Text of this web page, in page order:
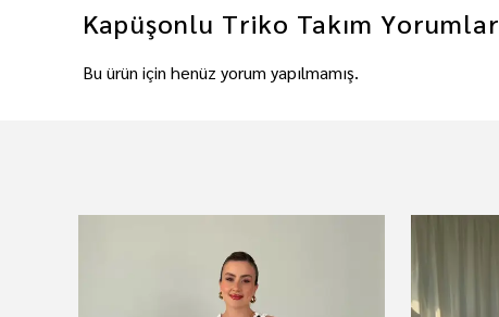
Kapüşonlu Triko Takım Yorumlar
Bu ürün için henüz yorum yapılmamış.